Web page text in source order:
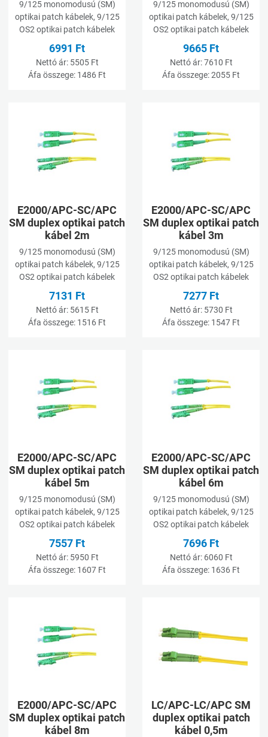
9/125 monomodusú (SM)
optikai patch kábelek, 9/125
OS2 optikai patch kábelek
6991 Ft
Nettó ár: 5505 Ft
Áfa összege: 1486 Ft
9/125 monomodusú (SM)
optikai patch kábelek, 9/125
OS2 optikai patch kábelek
9665 Ft
Nettó ár:7610 Ft
Áfa összege:2055 Ft
Összehasonlításhoz adom
E2000/APC-SC/APC
SM duplex optikai patch
kábel 2m
9/125 monomodusú (SM)
optikai patch kábelek, 9/125
OS2 optikai patch kábelek
7131 Ft
Nettó ár: 5615 Ft
Áfa összege: 1516 Ft
E2000/APC-SC/APC
SM duplex optikai patch
kábel 3m
9/125 monomodusú (SM)
optikai patch kábelek, 9/125
OS2 optikai patch kábelek
7277 Ft
Nettó ár: 5730 Ft
Áfa összege: 1547 Ft
Összehasonlításhoz adom
E2000/APC-SC/APC
SM duplex optikai patch
kábel 5m
9/125 monomodusú (SM)
optikai patch kábelek, 9/125
OS2 optikai patch kábelek
7557 Ft
Nettó ár: 5950 Ft
Áfa összege: 1607 Ft
E2000/APC-SC/APC
SM duplex optikai patch
kábel 6m
9/125 monomodusú (SM)
optikai patch kábelek, 9/125
OS2 optikai patch kábelek
7696 Ft
Nettó ár: 6060 Ft
Áfa összege: 1636 Ft
Összehasonlításhoz adom
E2000/APC-SC/APC
SM duplex optikai patch
kábel 8m
LC/APC-LC/APC SM
duplex optikai patch
kábel 0,5m